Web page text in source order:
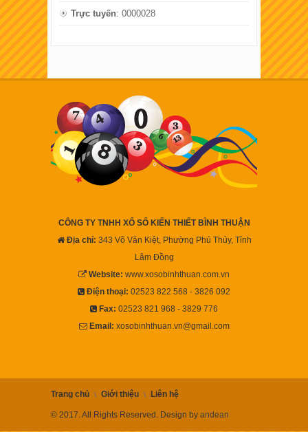
Trực tuyến: 0000028
CÔNG TY TNHH XỔ SỐ KIẾN THIẾT BÌNH THUẬN
Địa chỉ: 343 Võ Văn Kiệt, Phường Phú Thủy, Tỉnh
Lâm Đồng
Website: www.xosobinhthuan.com.vn
Điện thoại: 02523 822 568 - 3826 092
Fax: 02523 821 968 - 3829 776
Email: xosobinhthuan.vn@gmail.com
Trang chủ Giới thiệu Liên hệ
© 2017. All Rights Reserved. Design by andean